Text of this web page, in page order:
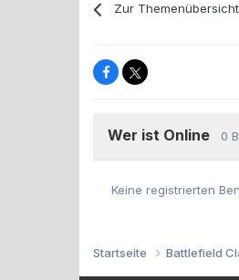
Zur Themenübersicht
Wer ist Online 0
Keine registrierten
Startseite Battlefield